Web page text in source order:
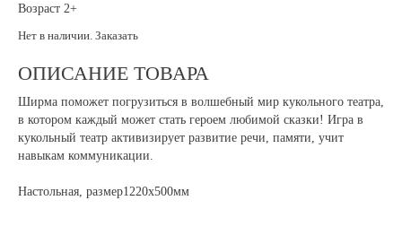
Возраст 2+
Нет в наличии. Заказать
ОПИСАНИЕ ТОВАРА
Ширма поможет погрузиться в волшебный мир кукольного театра,
в котором каждый может стать героем любимой сказки! Игра в
кукольный театр активизирует развитие речи, памяти, учит
навыкам коммуникации.
Настольная, размер1220х500мм